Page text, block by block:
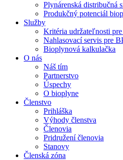
Plynárenská distribučná
Produkčný potenciál
Služby
Kritéria udržateľnosti
Nahlasovací servis pre
Bioplynová kalkulačka
O nás
Náš tím
Partnerstvo
Úspechy
O bioplyne
Členstvo
Prihláška
Výhody členstva
Členovia
Pridružení členovia
Stanovy
Členská zóna